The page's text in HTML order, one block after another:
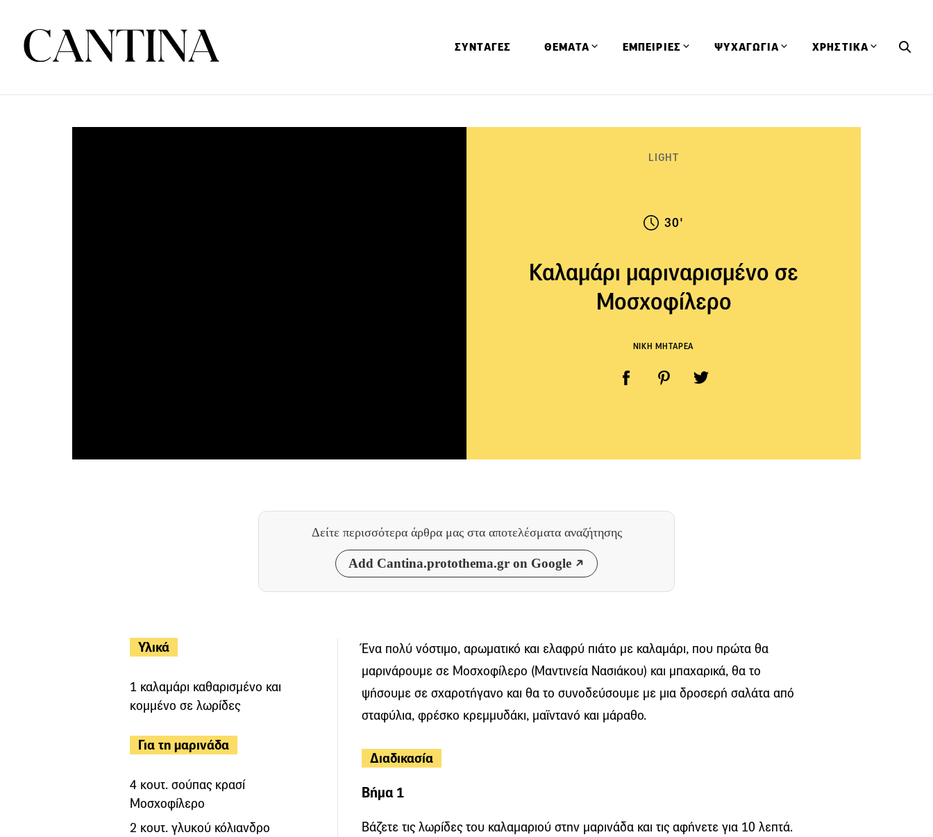
ΣΥΝΤΑΓΕΣ ΘΕΜΑΤΑ ΕΜΠΕΙΡΙΕΣ
Μαγαζιά
Ταξίδια
ΨΥΧΑΓΩΓΙΑ ΧΡΗΣΤΙΚΑ
LIGHT
30'
Καλαμάρι μαριναρισμένο σε
Μοσχοφίλερο
ΝΙΚΗ ΜΗΤΑΡΕΑ
Δείτε περισσότερα άρθρα μας στα αποτελέσματα αναζήτησης
Add Cantina.protothema.gr on Google
Υλικά
1 καλαμάρι καθαρισμένο και
κομμένο σε λωρίδες
Για τη μαρινάδα
4 κουτ. σούπας κρασί
Μοσχοφίλερο
2 κουτ. γλυκού κόλιανδρο
Ένα πολύ νόστιμο, αρωματικό και ελαφρύ πιάτο με καλαμάρι, που πρώτα θα
μαρινάρουμε σε Μοσχοφίλερο (Μαντινεία Νασιάκου) και μπαχαρικά, θα το
ψήσουμε σε σχαροτήγανο και θα το συνοδεύσουμε με μια δροσερή σαλάτα από
σταφύλια, φρέσκο κρεμμυδάκι, μαϊντανό και μάραθο.
Διαδικασία
Βήμα 1
Βάζετε τις λωρίδες του καλαμαριού στην μαρινάδα και τις αφήνετε για 10 λεπτά.